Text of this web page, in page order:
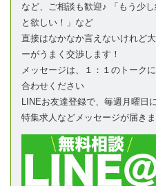
など、ご相談も歓迎♪ 「もう少
と欲しい！」など
直接はなかなか言えないけれど
ーがうまく交渉します！
メッセージは、１：１のトーク
合わせください
LINEお友達登録で、毎週月曜日
特集求人などメッセージが届きま